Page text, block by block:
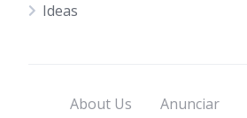
Ideas
About Us Anunciar